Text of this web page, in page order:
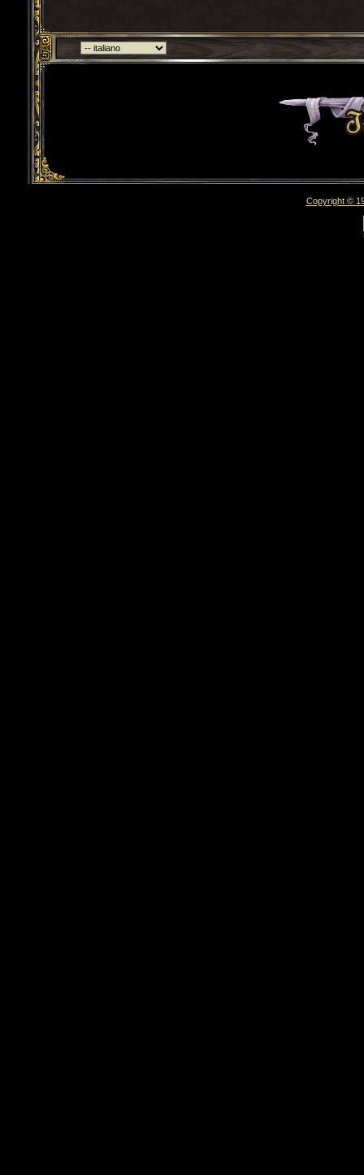
Torna indietro
Copyright ©